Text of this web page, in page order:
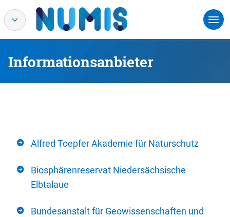
Informationsanbieter
Alfred Toepfer Akademie für Naturschutz
Biosphärenreservat Niedersächsische
Elbtalaue
Bundesanstalt für Geowissenschaften und